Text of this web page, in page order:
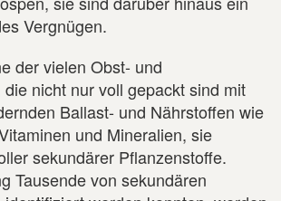
Vergnügen.
der vielen Obst- und
nicht nur voll gepackt sind mit
Ballast- und Nährstoffen wie
und Mineralien, sie
sekundärer Pflanzenstoffe.
Tausende von sekundären